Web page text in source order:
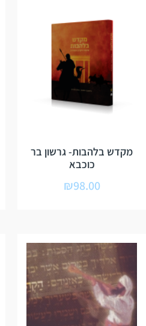
מקדש בלהבות- גרשון בר
כוכבא
₪98.00